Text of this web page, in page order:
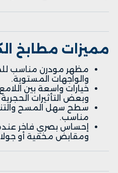
مميزات مطابخ
مظهر مودرن مناسب
والواجهات المستوية.
خيارات واسعة بين
وبعض التأثيرات
سطح سهل المسح
مناسب.
إحساس بصري فاخر
ومقابض مخفية أو